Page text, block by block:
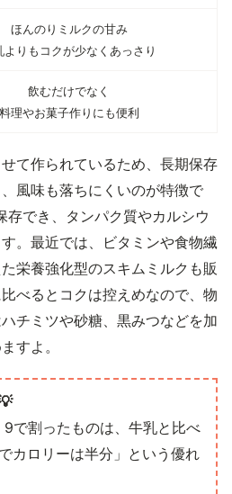
ほんのりミルクの甘み
よりもコクが少なくあっさり
飲むだけでなく
料理やお菓子作りにも便利
て作られているため、長期保存
風味も落ちにくいのが特徴で
存でき、タンパク質やカルシウ
。最近では、ビタミンや食物繊
栄養強化型のスキムミルクも販
べるとコクは控えめなので、物
チミツや砂糖、黒みつなどを加
すよ。
で割ったものは、牛乳と比べ
カロリーは半分」という優れ